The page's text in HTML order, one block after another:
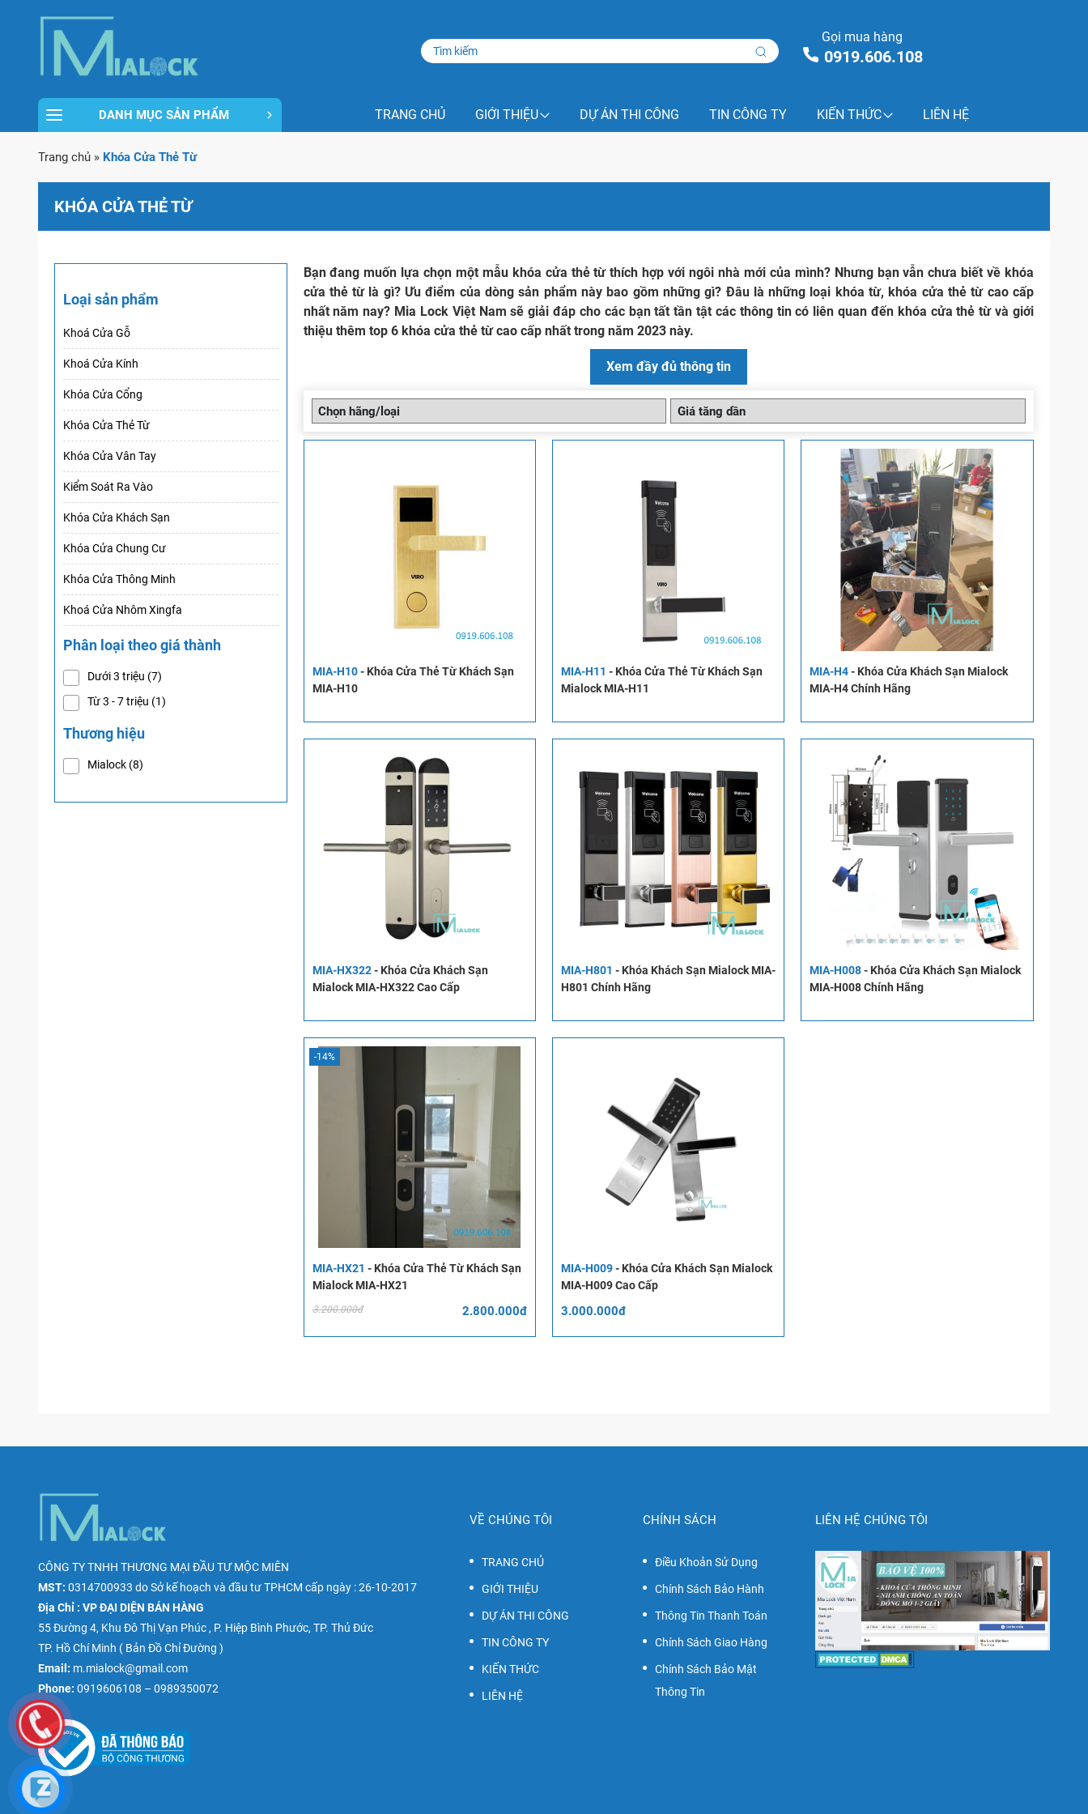
Gọi mua hàng
0919.606.108
DANH MỤC SẢN PHẨM TRANG CHỦ GIỚI THIỆU DỰ ÁN THI CÔNG TIN CÔNG TY KIẾN THỨC LIÊN HỆ
Trang chủ » Khóa Cửa Thẻ Từ
KHÓA CỬA THẺ TỪ
Loại sản phẩm
Khoá Cửa Gỗ
Khoá Cửa Kính
Khóa Cửa Cổng
Khóa Cửa Thẻ Từ
Khóa Cửa Vân Tay
Kiểm Soát Ra Vào
Khóa Cửa Khách Sạn
Khóa Cửa Chung Cư
Khóa Cửa Thông Minh
Khoá Cửa Nhôm Xingfa
Phân loại theo giá thành
Dưới 3 triệu (7)
Từ 3 - 7 triệu (1)
Thương hiệu
Mialock (8)
Bạn đang muốn lựa chọn một mẫu khóa cửa thẻ từ thích hợp với ngôi nhà mới của mình? Nhưng bạn vẫn chưa biết về khóa
cửa thẻ từ là gì? Ưu điểm của dòng sản phẩm này bao gồm những gì? Đâu là những loại khóa từ, khóa cửa thẻ từ cao cấp
nhất năm nay? Mia Lock Việt Nam sẽ giải đáp cho các bạn tất tần tật các thông tin có liên quan đến khóa cửa thẻ từ và giới
thiệu thêm top 6 khóa cửa thẻ từ cao cấp nhất trong năm 2023 này.
Xem đầy đủ thông tin
MIA-H10- Khóa Cửa Thẻ Từ Khách Sạn
MIA-H10
MIA-H11 - Khóa Cửa Thẻ Từ Khách Sạn
Mialock MIA-H11
MIA-H4- Khóa Cửa Khách Sạn Mialock
MIA-H4 Chính Hãng
MIA-HX322- Khóa Cửa Khách Sạn
Mialock MIA-HX322 Cao Cấp
MIA-H801 - Khóa Khách Sạn Mialock MIA-
H801 Chính Hãng
MIA-H008- Khóa Cửa Khách Sạn Mialock
MIA-H008 Chính Hãng
MIA-HX21 - Khóa Cửa Thẻ Từ Khách Sạn
Mialock MIA-HX21
3.200.000đ 2.800.000đ
-14%
MIA-H009- Khóa Cửa Khách Sạn Mialock
MIA-H009 Cao Cấp
3.000.000đ
CÔNG TY TNHH THƯƠNG MẠI ĐẦU TƯ MỘC MIÊN
MST: 0314700933 doSở kế hoạch và đầu tư TPHCM cấp ngày : 26-10-2017
Địa Chỉ : VP ĐẠI DIỆN BÁN HÀNG
55 Đường 4, Khu Đô Thị Vạn Phúc , P. Hiệp Bình Phước, TP. Thủ Đức
TP. Hồ Chí Minh ( Bản Đồ Chỉ Đường )
Email: m.mialock@gmail.com
Phone: 0919606108 – 0989350072
VỀ CHÚNG TÔI
TRANG CHỦ
GIỚI THIỆU
DỰ ÁN THI CÔNG
TIN CÔNG TY
KIẾN THỨC
LIÊN HỆ
CHÍNH SÁCH
Điều Khoản Sử Dụng
Chính Sách Bảo Hành
Thông Tin Thanh Toán
Chính Sách Giao Hàng
Chính Sách Bảo Mật
Thông Tin
LIÊN HỆ CHÚNG TÔI